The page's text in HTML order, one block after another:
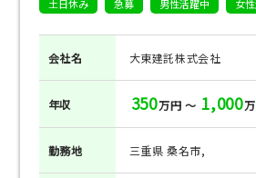
土日休み
急募 男性活躍中 女
会社名 大東建託株式会社
年収 350万円 ～ 1,000
勤務地 三重県 桑名市,